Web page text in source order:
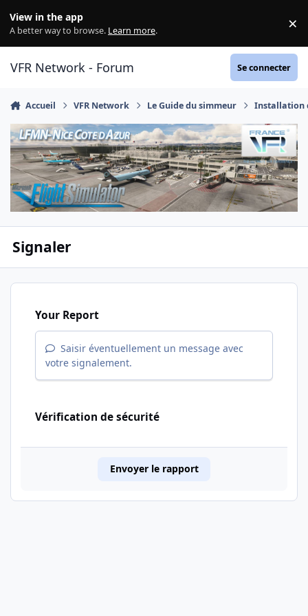
View in the app
A better way to browse. Learn more. ×
VFR Network - Forum Se connecter
Accueil VFR Network Le Guide du simmeur Installation
Signaler
Your Report
Saisir éventuellement un message avec
votre signalement.
Vérification de sécurité
Envoyer le rapport